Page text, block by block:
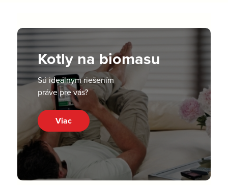
Kotly na biomasu
Sú ideálnym riešením
práve pre vás?
Viac